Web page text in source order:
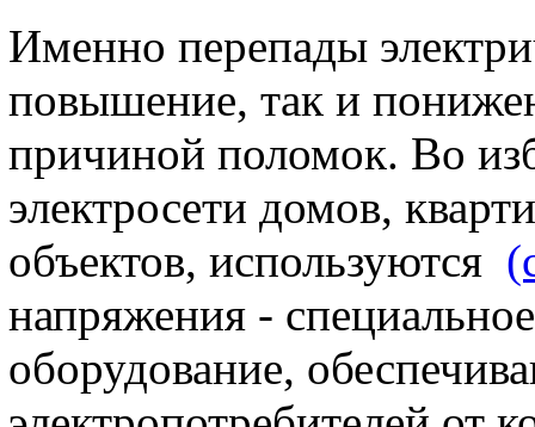
Именно перепады
повышение, так и
причиной поломок. Во
электросети домов,
объектов, используются
напряжения -
оборудование,